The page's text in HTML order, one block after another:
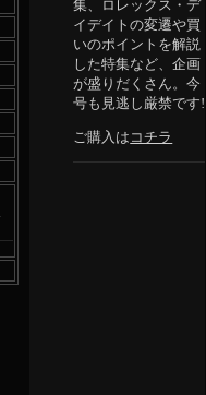
集、ロレックス・デ
イデイトの変遷や買
いのポイントを解説
した特集など、企画
が盛りだくさん。今
号も見逃し厳禁です!
ご購入は コチラ